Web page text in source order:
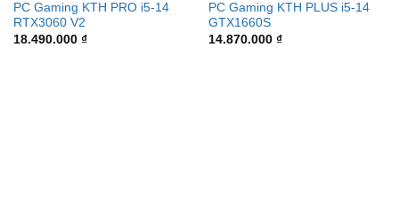
PC Gaming KTH PRO i5-14
RTX3060 V2
18.490.000 ₫
PC Gaming KTH PLUS i5-14
GTX1660S
14.870.000 ₫